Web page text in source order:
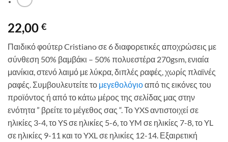
22,00 €
Παιδικό φούτερ Cristiano σε 6 διαφορετικές αποχρώσεις με
σύνθεση 50% βαμβάκι – 50% πολυεστέρα 270gsm, ενιαία
μανίκια, στενό λαιμό με λύκρα, διπλές ραφές, χωρίς πλαϊνές
ραφές. Συμβουλευτείτε το μεγεθολόγιοαπό τις εικόνες του
προϊόντος ή από το κάτω μέρος της σελίδας μας στην
ενότητα ” βρείτε το μέγεθος σας “. Το YXS αντιστοιχεί σε
ηλικίες 3-4, το YS σε ηλικίες 5-6, το YM σε ηλικίες 7-8, το YL
σε ηλικίες 9-11 και το YXL σε ηλικίες 12-14. Εξαιρετική